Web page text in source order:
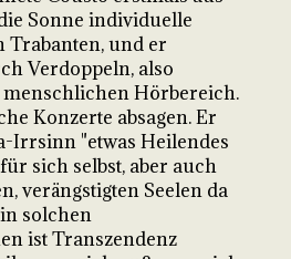
Sonne individuelle
Trabanten, und er
Verdoppeln, also
Hörbereich.
Konzerte absagen. Er
Irrsinn "etwas Heilendes
sich selbst, aber auch
verängstigten Seelen da
solchen
ist Transzendenz